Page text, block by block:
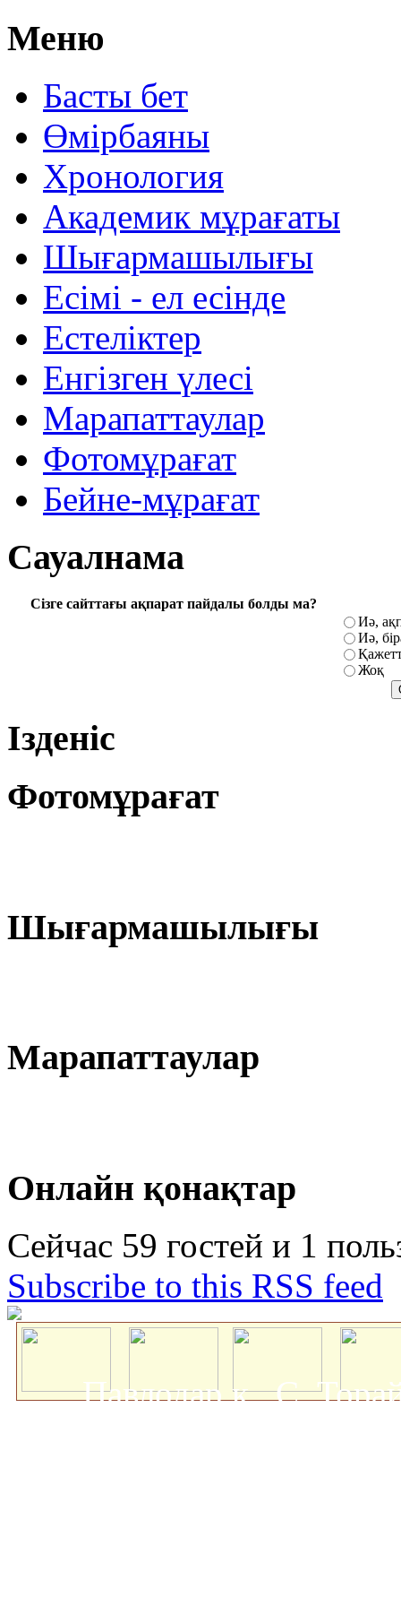
Меню
Басты бет
Өмірбаяны
Хронология
Aкадемик мұрағаты
Шығармашылығы
Есімі - ел есінде
Естеліктер
Енгізген үлесі
Марапаттаулар
Фотомұрағат
Бейне-мұрағат
Сауалнама
Сізге сайттағы ақпарат пайдалы болды ма?
Иә,
Иә,
Жоқ
Ізденіс
Фотомұрағат
Шығармашылығы
Марапаттаулар
Онлайн қонақтар
Сейчас 59 гостей и 1
Subscribe to this RSS feed
Павлодар қ., С.